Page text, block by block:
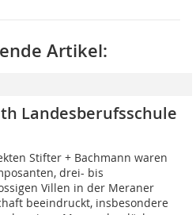
Artikel:
Landesberufsschule
Stifter + Bachmann waren
drei- bis
Villen in der Meraner
beeindruckt, insbesondere